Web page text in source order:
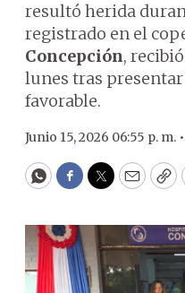
resultó herida
registrado en el
Concepción,
lunes tras
favorable.
Junio 15, 2026 06:55 p. m. •
WhatsApp
Facebook
Twitter
Email